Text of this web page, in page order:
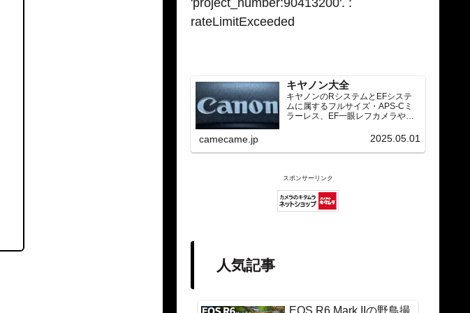
rateLimitExceeded
キヤノン大全
キヤノンのRシステムとEFシステ
ムに属するフルサイズ・APS-Cミ
ラーレス、EF一眼レフカメラや
望遠）をカテゴリ別に網羅し、効
種の内部リンク設計で回遊性向上
camecame.jp 2025.05.01
スポンサーリンク
人気記事